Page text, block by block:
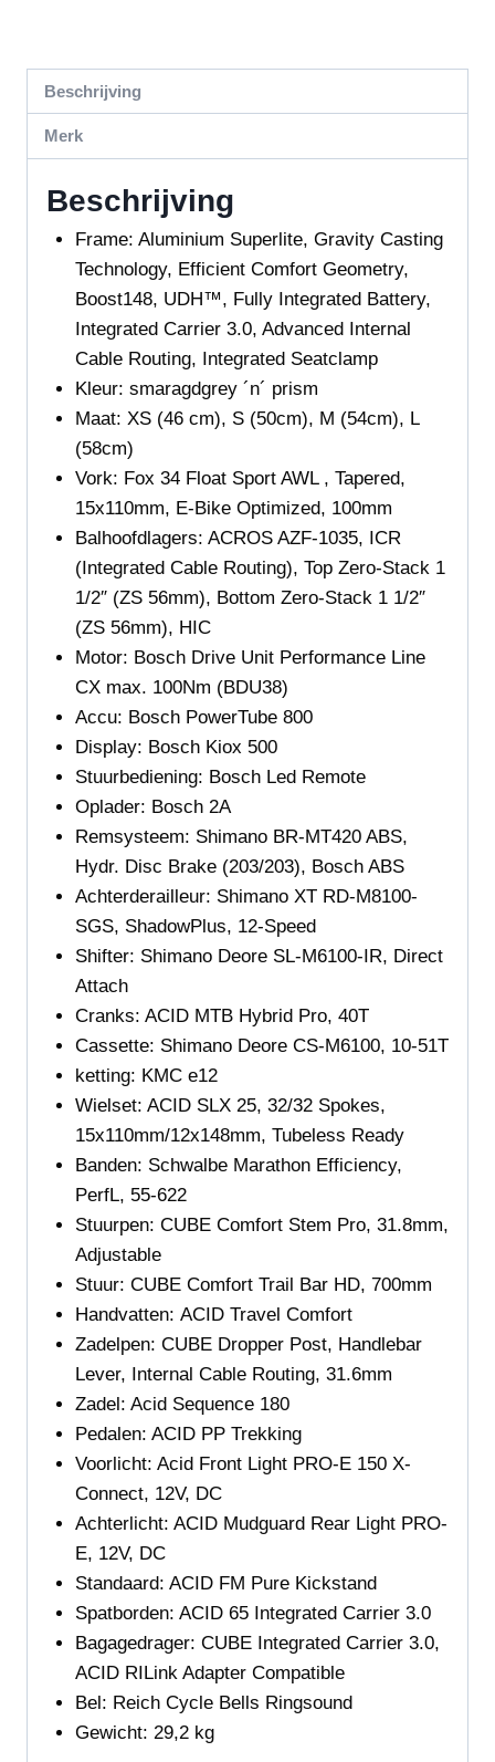
Beschrijving
Merk
Beschrijving
Frame: Aluminium Superlite, Gravity Casting
Technology, Efficient Comfort Geometry,
Boost148, UDH™, Fully Integrated Battery,
Integrated Carrier 3.0, Advanced Internal
Cable Routing, Integrated Seatclamp
Kleur: smaragdgrey ´n´ prism
Maat: XS (46 cm), S (50cm), M (54cm), L
(58cm)
Vork: Fox 34 Float Sport AWL , Tapered,
15x110mm, E-Bike Optimized, 100mm
Balhoofdlagers: ACROS AZF-1035, ICR
(Integrated Cable Routing), Top Zero-Stack 1
1/2″ (ZS 56mm), Bottom Zero-Stack 1 1/2″
(ZS 56mm), HIC
Motor: Bosch Drive Unit Performance Line
CX max. 100Nm (BDU38)
Accu: Bosch PowerTube 800
Display: Bosch Kiox 500
Stuurbediening: Bosch Led Remote
Oplader: Bosch 2A
Remsysteem: Shimano BR-MT420 ABS,
Hydr. Disc Brake (203/203), Bosch ABS
Achterderailleur: Shimano XT RD-M8100-
SGS, ShadowPlus, 12-Speed
Shifter: Shimano Deore SL-M6100-IR, Direct
Attach
Cranks: ACID MTB Hybrid Pro, 40T
Cassette: Shimano Deore CS-M6100, 10-51T
ketting: KMC e12
Wielset: ACID SLX 25, 32/32 Spokes,
15x110mm/12x148mm, Tubeless Ready
Banden: Schwalbe Marathon Efficiency,
PerfL, 55-622
Stuurpen: CUBE Comfort Stem Pro, 31.8mm,
Adjustable
Stuur: CUBE Comfort Trail Bar HD, 700mm
Handvatten: ACID Travel Comfort
Zadelpen: CUBE Dropper Post, Handlebar
Lever, Internal Cable Routing, 31.6mm
Zadel: Acid Sequence 180
Pedalen: ACID PP Trekking
Voorlicht: Acid Front Light PRO-E 150 X-
Connect, 12V, DC
Achterlicht: ACID Mudguard Rear Light PRO-
E, 12V, DC
Standaard: ACID FM Pure Kickstand
Spatborden: ACID 65 Integrated Carrier 3.0
Bagagedrager: CUBE Integrated Carrier 3.0,
ACID RILink Adapter Compatible
Bel: Reich Cycle Bells Ringsound
Gewicht: 29,2 kg